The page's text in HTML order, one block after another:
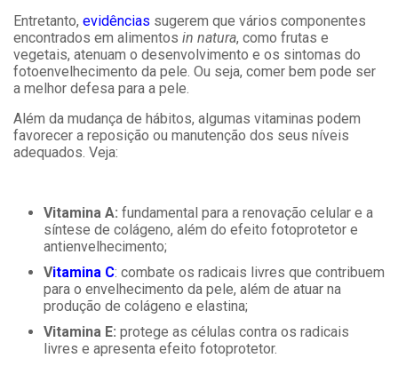
Entretanto, evidências sugerem que vários componentes
encontrados em alimentos in natura, como frutas e
vegetais, atenuam o desenvolvimento e os sintomas do
fotoenvelhecimento da pele. Ou seja, comer bem pode ser
a melhor defesa para a pele.
Além da mudança de hábitos, algumas vitaminas podem
favorecer a reposição ou manutenção dos seus níveis
adequados. Veja:
Vitamina A: fundamental para a renovação celular e a
síntese de colágeno, além do efeito fotoprotetor e
antienvelhecimento;
Vitamina C: combate os radicais livres que contribuem
para o envelhecimento da pele, além de atuar na
produção de colágeno e elastina;
Vitamina E: protege as células contra os radicais
livres e apresenta efeito fotoprotetor.